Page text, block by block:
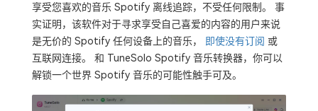
享受您喜欢的音乐 Spotify 离线追踪，不受任何限制。 事
实证明，该软件对于寻求享受自己喜爱的内容的用户来说
是无价的 Spotify 任何设备上的音乐，
即使没有订阅 或
互联网连接。 和 TuneSolo Spotify 音乐转换器，你可以
解锁一个世界 Spotify 音乐的可能性触手可及。